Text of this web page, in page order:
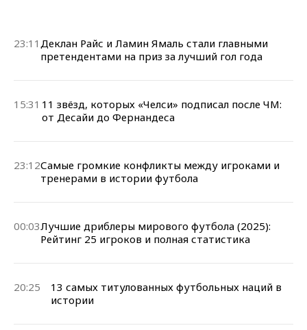
23:11 Деклан Райс и Ламин Ямаль стали главными
претендентами на приз за лучший гол года
15:31 11 звёзд, которых «Челси» подписал после ЧМ:
от Десайи до Фернандеса
23:12Самые громкие конфликты между игроками и
тренерами в истории футбола
00:03Лучшие дриблеры мирового футбола (2025):
Рейтинг 25 игроков и полная статистика
20:25
13 самых титулованных футбольных наций в
истории